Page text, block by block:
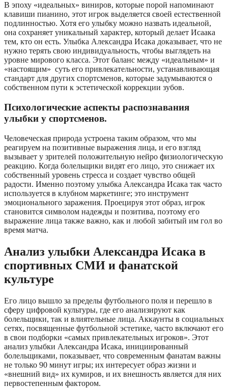
В эпоху «идеальных» виниров, которые порой напоминают
клавиши пианино, этот игрок выделяется своей естественной
подлинностью. Хотя его улыбку можно назвать идеальной,
она сохраняет уникальный характер, который делает Исаака
тем, кто он есть. Улыбка Александра Исака доказывает, что не
нужно терять свою индивидуальность, чтобы выглядеть на
уровне мирового класса. Этот баланс между «идеальным» и
«настоящим» суть его привлекательности, устанавливающая
стандарт для других спортсменов, которые задумываются о
собственном пути к эстетической коррекции зубов.
Психологические аспекты распознавания
улыбки у спортсменов.
Человеческая природа устроена таким образом, что мы
реагируем на позитивные выражения лица, и его взгляд
вызывает у зрителей положительную нейро физиологическую
реакцию. Когда болельщики видят его лицо, это снижает их
собственный уровень стресса и создает чувство общей
радости. Именно поэтому улыбка Александра Исака так часто
используется в клубном маркетинге; это инструмент
эмоционального заражения. Проецируя этот образ, игрок
становится символом надежды и позитива, поэтому его
выражение лица также важно, как и любой забитый им гол во
время матча.
Анализ улыбки Александра Исака в
спортивных СМИ и фанатской
культуре
Его лицо вышло за пределы футбольного поля и перешло в
сферу цифровой культуры, где его анализируют как
болельщики, так и влиятельные лица. Аккаунты в социальных
сетях, посвященные футбольной эстетике, часто включают его
в свои подборки «самых привлекательных игроков». Этот
анализ улыбки Александра Исака, инициированный
болельщиками, показывает, что современным фанатам важны
не только 90 минут игры; их интересует образ жизни и
«внешний вид» их кумиров, и их внешность является для них
первостепенным фактором.